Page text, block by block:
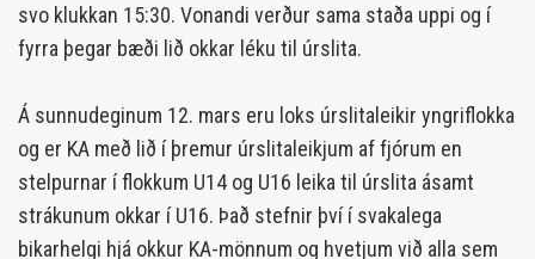
svo klukkan 15:30. Vonandi verður sama staða uppi og í
fyrra þegar bæði lið okkar léku til úrslita.
Á sunnudeginum 12. mars eru loks úrslitaleikir yngriflokka
og er KA með lið í þremur úrslitaleikjum af fjórum en
stelpurnar í flokkum U14 og U16 leika til úrslita ásamt
strákunum okkar í U16. Það stefnir því í svakalega
bikarhelgi hjá okkur KA-mönnum og hvetjum við alla sem